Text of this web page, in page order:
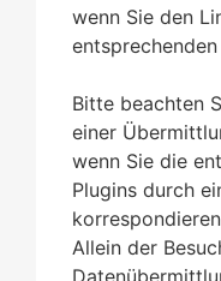
wenn Sie den
Bitte beachten
einer
wenn Sie die
Plugins durch
Allein der